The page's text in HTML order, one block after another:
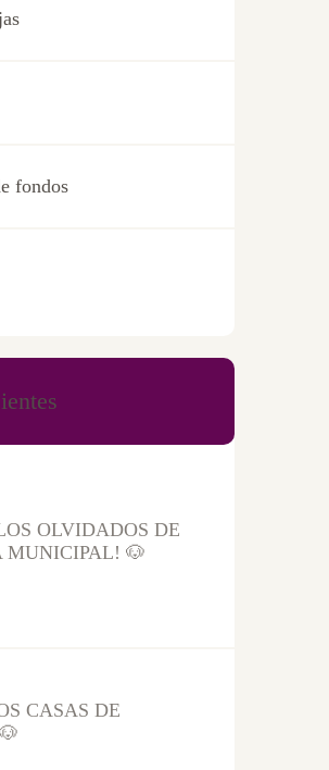
fondos
OLVIDADOS DE
MUNICIPAL! 🐶
CASAS DE